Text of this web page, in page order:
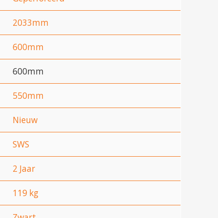
2033mm
600mm
600mm
550mm
Nieuw
SWS
2 Jaar
119 kg